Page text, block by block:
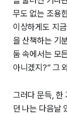
무도 없는 조용
이상하게도 지
을 산책하는 기
둠 속에서는 모
아니겠지?” 그
그러다 문득, 한
던 나는 다음날